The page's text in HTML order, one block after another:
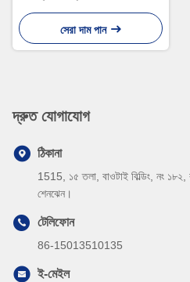
এমপিপিটি সোলার চার্জ কন্ট্রোলার
ইনভার্টার
সেরা দাম পান
দ্রুত যোগাযোগ
ঠিকানা
1515, ১৫ তলা, বাওটাই বিল্ডিং, নং ১৮২,
শেনঝেন।
টেলিফোন
86-15013510135
ই-মেইল